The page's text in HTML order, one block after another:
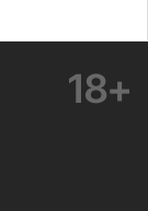
18+